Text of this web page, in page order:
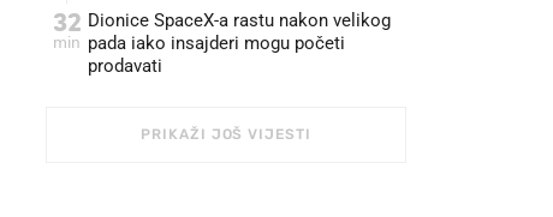
32
min
Dionice SpaceX-a rastu nakon velikog
pada iako insajderi mogu početi
prodavati
PRIKAŽI JOŠ VIJESTI